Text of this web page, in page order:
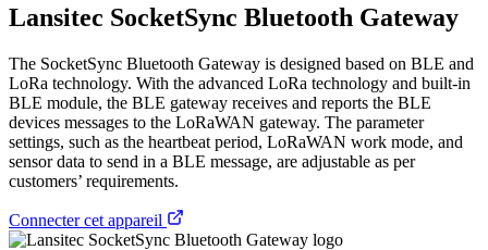
Lansitec SocketSync Bluetooth Gateway
The SocketSync Bluetooth Gateway is designed based on BLE and
LoRa technology. With the advanced LoRa technology and built-in
BLE module, the BLE gateway receives and reports the BLE
devices messages to the LoRaWAN gateway. The parameter
settings, such as the heartbeat period, LoRaWAN work mode, and
sensor data to send in a BLE message, are adjustable as per
customers’ requirements.
Connecter cet appareil